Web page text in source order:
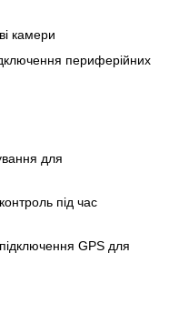
камери
периферійних
для
під час
GPS для